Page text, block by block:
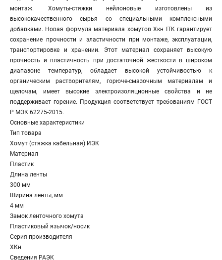
монтаж. Хомуты-стяжки нейлоновые изготовлены из
высококачественного сырья со специальными комплексными
добавками. Новая формула материала хомутов Хкн ITK гарантирует
сохранение прочности и эластичности при монтаже, эксплуатации,
транспортировке и хранении. Этот материал сохраняет высокую
прочность и пластичность при достаточной жесткости в широком
диапазоне температур, обладает высокой устойчивостью к
органическим растворителям, горюче-смазочным материалам и
щелочам, имеет высокие электроизоляционные свойства и не
поддерживает горение. Продукция соответствует требованиям ГОСТ
Р МЭК 62275-2015.
Основные характеристики
Тип товара
Хомут (стяжка кабельная) ИЭК
Материал
Пластик
Длина ленты
300 мм
Ширина ленты, мм
4 мм
Замок ленточного хомута
Пластиковый язычок/носик
Серия производителя
ХКн
Сведения РАЭК